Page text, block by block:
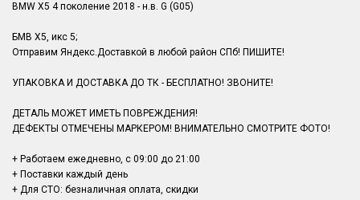
BMW X5 4 поколение 2018 - н.в. G (G05)
БМВ Х5, икс 5;
Отправим Яндекс.Доставкой в любой район СПб! ПИШИТЕ!
УПАКОВКА И ДОСТАВКА ДО ТК - БЕСПЛАТНО! ЗВОНИТЕ!
ДЕТАЛЬ МОЖЕТ ИМЕТЬ ПОВРЕЖДЕНИЯ!
ДЕФЕКТЫ ОТМЕЧЕНЫ МАРКЕРОМ! ВНИМАТЕЛЬНО СМОТРИТЕ ФОТО!
+ Работаем ежедневно, с 09:00 до 21:00
+ Поставки каждый день
+ Для СТО: безналичная оплата, скидки